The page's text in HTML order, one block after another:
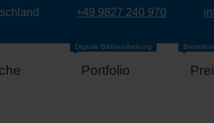
+49 9827 240 970
Portfolio
Digitale Bildbearbeitung